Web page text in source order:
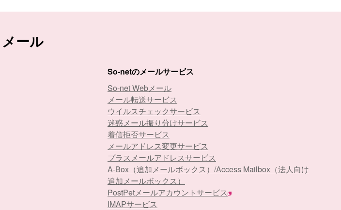
メール
So-netのメールサービス
So-net Webメール
メール転送サービス
ウイルスチェックサービス
迷惑メール振り分けサービス
着信拒否サービス
メールアドレス変更サービス
プラスメールアドレスサービス
A-Box（追加メールボックス）/Access Mailbox（法人向け
追加メールボックス）
PostPetメールアカウントサービス
IMAPサービス